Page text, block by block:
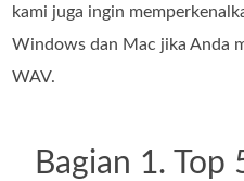
kami juga ingin
Windows dan Mac jika Anda
WAV.
Bagian 1. Top